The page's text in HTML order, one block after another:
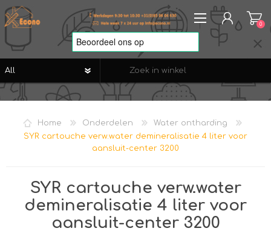
REGISTREREN
VERLANGLIJST
0
Home Onderdelen
Water ontharding
SYR cartouche verw.water demineralisatie 4 liter voor
aansluit-center 3200
SYR cartouche verw.water
demineralisatie 4 liter voor
aansluit-center 3200